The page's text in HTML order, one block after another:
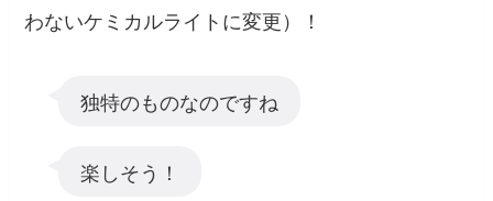
わないケミカルライトに変更）！
独特のものなのですね
楽しそう！